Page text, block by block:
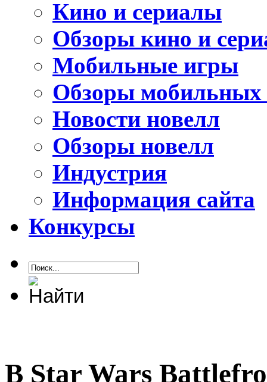
Кино и сериалы
Обзоры кино и
Мобильные игры
Обзоры мобильных
Новости новелл
Обзоры новелл
Индустрия
Информация сайта
Конкурсы
В Star Wars